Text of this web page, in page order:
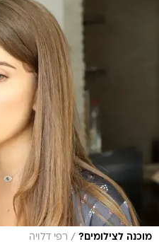
מוכנה לצילומים? / רפי דלויה